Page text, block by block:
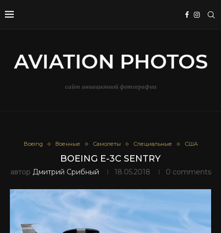
сайт авиационной фотографии
Boeing Военные Самолеты Специальные США
BOEING E-3C SENTRY
автор Дмитрий Срибный 18.05.2018 0 comments